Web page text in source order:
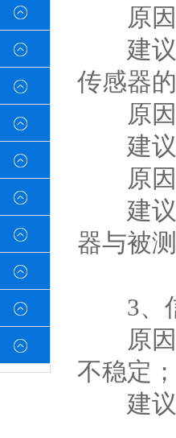
原因3
建议
传感器
原因4
建议
原因5
建议
器与被
3、信
原因
不稳定；
建议